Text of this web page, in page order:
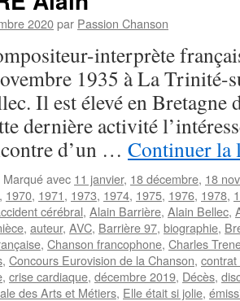
2020par Passion Chanson
interprète
1935 à La Trinité-
Il est élevé en Bretagne
dernière activité
d’un … Continuer la
Marqué avec 11 janvier, 18 décembre, 18
, 1970, 1971, 1973, 1974, 1975, 1976, 1978,
cérébral, Alain Barrière, Alain Bellec,
, auteur, AVC, Barrière 97, biographie,
, Chanson francophone, Charles
, Concours Eurovision de la Chanson,
, crise cardiaque, décembre 2019, Décès,
des Arts et Métiers, Elle était si jolie,